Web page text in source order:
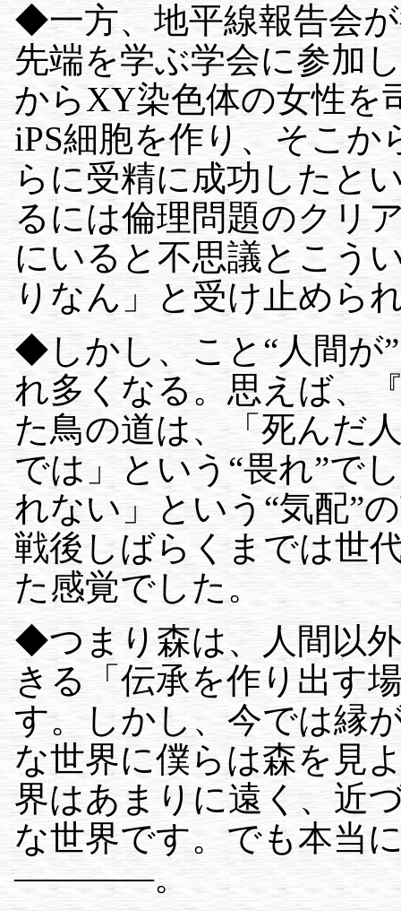
◆一方、地平線報告会
先端を学ぶ学会に参加
からXY染色体の女性を
iPS細胞を作り、そこ
らに受精に成功したと
るには倫理問題のクリ
にいると不思議とこう
りなん」と受け止めら
◆しかし、こと“人間が
れ多くなる。思えば、
た鳥の道は、「死んだ
では」という“畏れ”で
れない」という“気配”
戦後しばらくまでは世
た感覚でした。
◆つまり森は、人間以
きる「伝承を作り出す
す。しかし、今では縁
な世界に僕らは森を見
界はあまりに遠く、近
な世界です。でも本当
————。